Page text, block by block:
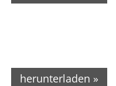
herunterladen »